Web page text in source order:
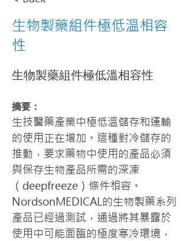
生物製藥組件極低溫相容
性
生物製藥組件極低溫相容性
摘要：
生技醫藥產業中極低溫儲存和運輸
的使用正在增加。這種對冷儲存的
推動，要求藥物中使用的產品必須
與保存生物產品所需的深凍
（deepfreeze）條件相容。
NordsonMEDICAL的生物製藥系列
產品已經過測試，通過將其暴露於
使用中可能面臨的極度寒冷環境，